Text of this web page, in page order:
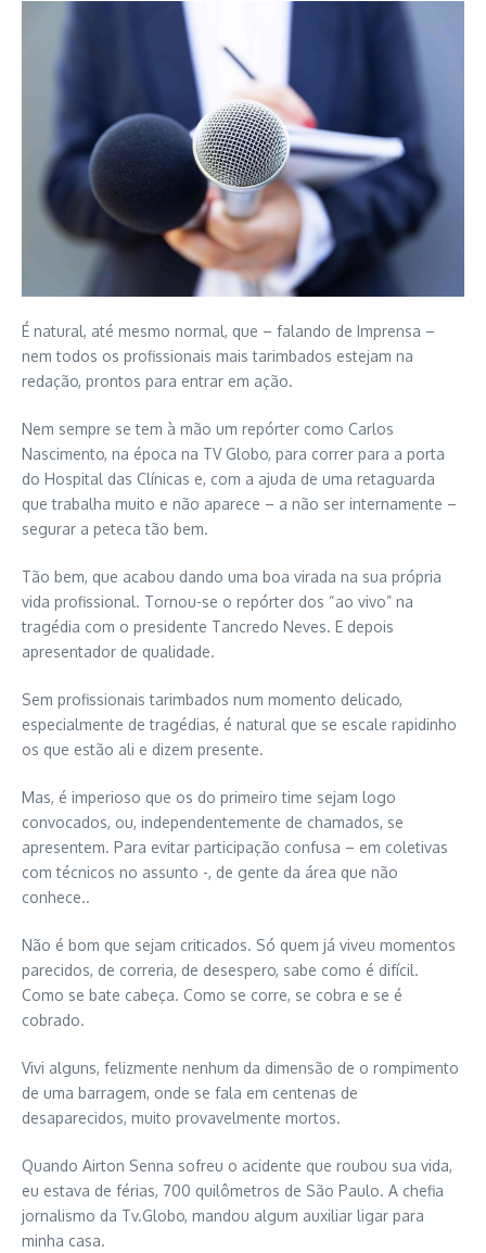
É natural, até mesmo normal, que – falando de Imprensa –
nem todos os profissionais mais tarimbados estejam na
redação, prontos para entrar em ação.
Nem sempre se tem à mão um repórter como Carlos
Nascimento, na época na TV Globo, para correr para a porta
do Hospital das Clínicas e, com a ajuda de uma retaguarda
que trabalha muito e não aparece – a não ser internamente –
segurar a peteca tão bem.
Tão bem, que acabou dando uma boa virada na sua própria
vida profissional. Tornou-se o repórter dos “ao vivo” na
tragédia com o presidente Tancredo Neves. E depois
apresentador de qualidade.
Sem profissionais tarimbados num momento delicado,
especialmente de tragédias, é natural que se escale rapidinho
os que estão ali e dizem presente.
Mas, é imperioso que os do primeiro time sejam logo
convocados, ou, independentemente de chamados, se
apresentem. Para evitar participação confusa – em coletivas
com técnicos no assunto -, de gente da área que não
conhece..
Não é bom que sejam criticados. Só quem já viveu momentos
parecidos, de correria, de desespero, sabe como é difícil.
Como se bate cabeça. Como se corre, se cobra e se é
cobrado.
Vivi alguns, felizmente nenhum da dimensão de o rompimento
de uma barragem, onde se fala em centenas de
desaparecidos, muito provavelmente mortos.
Quando Airton Senna sofreu o acidente que roubou sua vida,
eu estava de férias, 700 quilômetros de São Paulo. A chefia
jornalismo da Tv.Globo, mandou algum auxiliar ligar para
minha casa.